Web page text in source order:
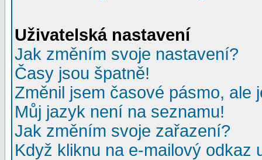
Uživatelská nastavení
Jak změním svoje nastavení?
Časy jsou špatně!
Změnil jsem časové pásmo, ale
Můj jazyk není na seznamu!
Jak změním svoje zařazení?
Když kliknu na e-mailový odkaz